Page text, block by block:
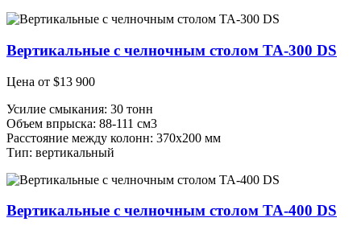
Вертикальные с челночным столом TA-300 DS
Цена от $13 900
Усилие смыкания: 30 тонн
Объем впрыска: 88-111 см3
Расстояние между колонн: 370х200 мм
Тип: вертикальный
Вертикальные с челночным столом TA-400 DS